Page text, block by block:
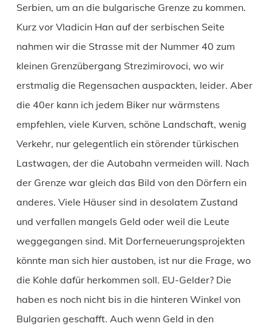
Serbien, um an die bulgarische Grenze zu kommen.
Kurz vor Vladicin Han auf der serbischen Seite
nahmen wir die Strasse mit der Nummer 40 zum
kleinen Grenzübergang Strezimirovoci, wo wir
erstmalig die Regensachen auspackten, leider. Aber
die 40er kann ich jedem Biker nur wärmstens
empfehlen, viele Kurven, schöne Landschaft, wenig
Verkehr, nur gelegentlich ein störender türkischen
Lastwagen, der die Autobahn vermeiden will. Nach
der Grenze war gleich das Bild von den Dörfern ein
anderes. Viele Häuser sind in desolatem Zustand
und verfallen mangels Geld oder weil die Leute
weggegangen sind. Mit Dorferneuerungsprojekten
könnte man sich hier austoben, ist nur die Frage, wo
die Kohle dafür herkommen soll. EU-Gelder? Die
haben es noch nicht bis in die hinteren Winkel von
Bulgarien geschafft. Auch wenn Geld in den